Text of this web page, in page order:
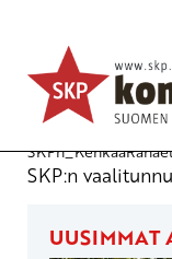
Kenkää
Julkiset
1.4.2011 - 13:39
SKP:n
UUSIMMAT